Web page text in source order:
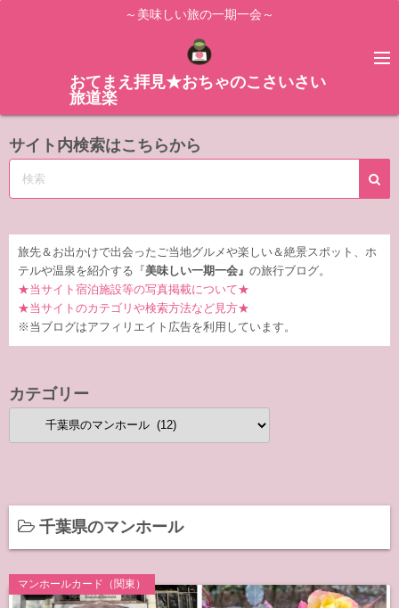
ス
ッ
～美味しい旅の一期一会～
おてまえ拝見★おちゃのこさいさい
旅道楽
サイト内検索はこちらから
旅先＆お出かけで出会ったご当地グルメや楽しい＆絶景スポット、ホ
テルや温泉を紹介する『 美味しい一期一会』 の旅行ブログ。
★当サイト宿泊施設等の写真掲載について★
★当サイトのカテゴリや検索方法など見方★
※当ブログはアフィリエイト広告を利用しています。
カテゴリー
テ
ー
千葉県のマンホール
マンホールカード（関東）